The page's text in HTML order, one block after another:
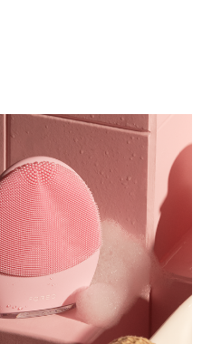
Prep Gel
removal gel
Blemish Solution
gel
備
devices
treatment
massagers
理
care essentials
advanced
Peptide Scalp
Whitening Set
device & 18% PAP gel
Whitening Gel
男士
預計送達日期 8/7/26
預計送達日期 8/9/26
預計送達日期8/11/26
預計送達日期
預計送達日期 8/9/26